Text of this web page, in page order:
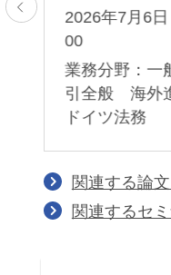
2026年7月6
00
業務分野：
引全般 海外
ドイツ法務
関連する論
関連するセ